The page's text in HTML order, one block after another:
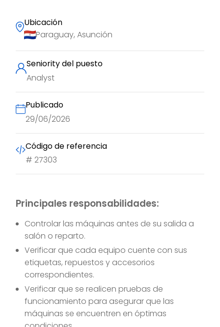
Principales responsabilidades:
Controlar las máquinas antes de su salida a
salón o reparto.
Verificar que cada equipo cuente con sus
etiquetas, repuestos y accesorios
correspondientes.
Verificar que se realicen pruebas de
funcionamiento para asegurar que las
máquinas se encuentren en óptimas
Ubicación
Paraguay, Asunción
Seniority del puesto
Analyst
Publicado
29/06/2026
Código de referencia
# 27303